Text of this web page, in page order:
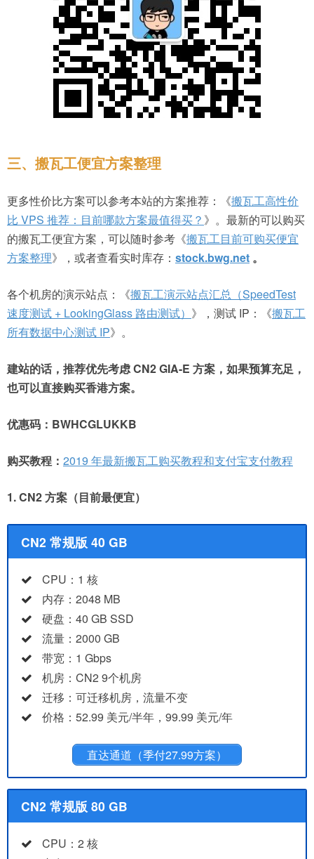
三、搬瓦工便宜方案整理
更多性价比方案可以参考本站的方案推荐：《搬瓦工高性价
比 VPS 推荐：目前哪款方案最值得买？ 》。最新的可以购买
的搬瓦工便宜方案，可以随时参考《搬瓦工目前可购买便宜
方案整理》，或者查看实时库存： stock.bwg.net 。
各个机房的演示站点：《搬瓦工演示站点汇总（SpeedTest
速度测试 + LookingGlass 路由测试） 》，测试 IP：《搬瓦工
所有数据中心测试 IP》。
建站的话，推荐优先考虑 CN2 GIA-E 方案，如果预算充足，
也可以直接购买香港方案。
优惠码：BWHCGLUKKB
购买教程： 2019 年最新搬瓦工购买教程和支付宝支付教程
1. CN2 方案（目前最便宜）
CN2 常规版 40 GB
CPU：1 核
内存：2048 MB
硬盘：40 GB SSD
流量：2000 GB
带宽：1 Gbps
机房：CN2 9个机房
迁移：可迁移机房，流量不变
价格：52.99 美元/半年，99.99 美元/年
直达通道（季付27.99方案）
CN2 常规版 80 GB
CPU：2 核